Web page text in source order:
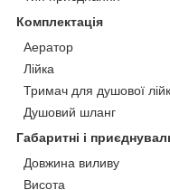
Комплектація
Аератор
Лійка
Тримач для душової
Душовий шланг
Габаритні і
Довжина виливу
Висота